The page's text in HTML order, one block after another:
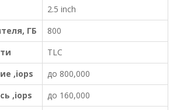
2.5 inch
ГБ
800
TLC
,iops
до 800,000
,iops
до 160,000